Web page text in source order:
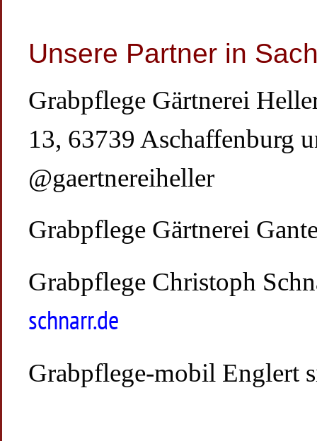
Unsere Partner in
Grabpflege Gärtnerei
13, 63739 Aschaffenburg
@gaertnereiheller
Grabpflege Gärtnerei
Grabpflege Christoph
schnarr.de
Grabpflege-mobil Englert